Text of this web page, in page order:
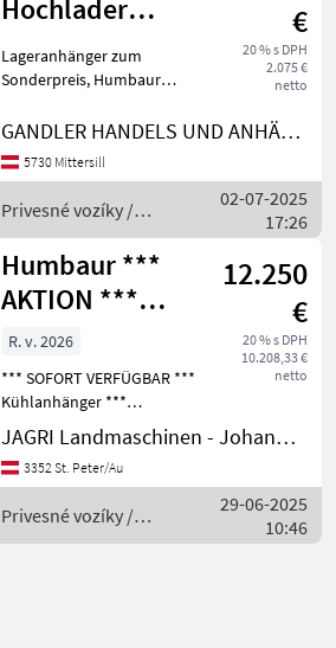
Hochlader
HU132314
€
20 % s DPH
2.075 €
netto
Lageranhänger zum
Sonderpreis, Humbaur
230x140x30cm, sofort
brzda: nájazdová brzda,
Jednoosový, Typové
GANDLER HANDELS UND ANHÄNGER GmbH
5730 Mittersill
Privesné vozíky /
Humbaur
02-07-2025
17:26
Humbaur ***
AKTION ***
SOFORT
Verfügbar ***
Sonderpreis*
12.250
€
20 % s DPH
10.208,33 €
netto
R. v. 2026
*** SOFORT VERFÜGBAR ***
Kühlanhänger ***
Kühlkofferanhänger
Humbaur Tandem HGK
Deluxe 253218-21 PF60
Zugdeichsel tauchbad
feuerverzinkt
JAGRI Landmaschinen - Johannes Amesbichler
3352 St. Peter/Au
Privesné vozíky /
Humbaur
29-06-2025
10:46